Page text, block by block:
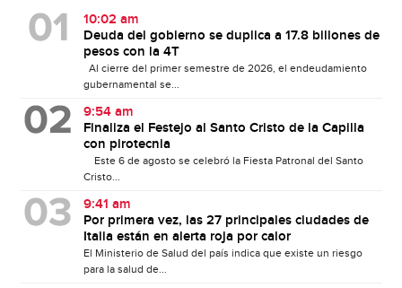
10:02 am
Deuda del gobierno se duplica a 17.8 billones de
pesos con la 4T
Al cierre del primer semestre de 2026, el endeudamiento
gubernamental se...
9:54 am
Finaliza el Festejo al Santo Cristo de la Capilla
con pirotecnia
Este 6 de agosto se celebró la Fiesta Patronal del Santo
Cristo...
9:41 am
Por primera vez, las 27 principales ciudades de
Italia están en alerta roja por calor
El Ministerio de Salud del país indica que existe un riesgo
para la salud de...